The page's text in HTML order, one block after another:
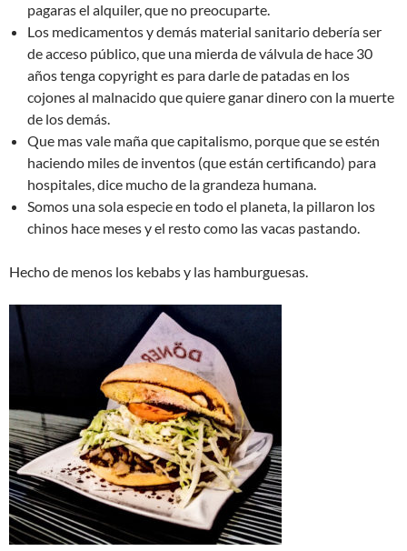
pagaras el alquiler, que no preocuparte.
Los medicamentos y demás material sanitario debería ser
de acceso público, que una mierda de válvula de hace 30
años tenga copyright es para darle de patadas en los
cojones al malnacido que quiere ganar dinero con la muerte
de los demás.
Que mas vale maña que capitalismo, porque que se estén
haciendo miles de inventos (que están certificando) para
hospitales, dice mucho de la grandeza humana.
Somos una sola especie en todo el planeta, la pillaron los
chinos hace meses y el resto como las vacas pastando.
Hecho de menos los kebabs y las hamburguesas.